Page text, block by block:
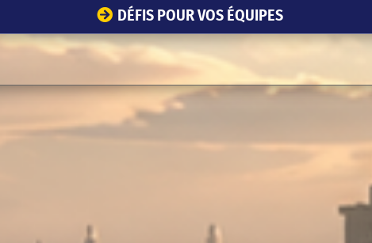
DÉFIS POUR VOS ÉQUIPES